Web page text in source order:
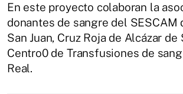
En este proyecto colaboran la
donantes de sangre del SESCAM
San Juan, Cruz Roja de Alcázar de
Centro0 de Transfusiones de
Real.